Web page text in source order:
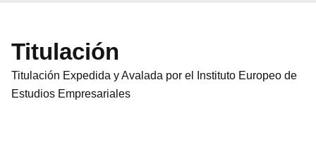
Titulación
Titulación Expedida y Avalada por el Instituto Europeo de
Estudios Empresariales